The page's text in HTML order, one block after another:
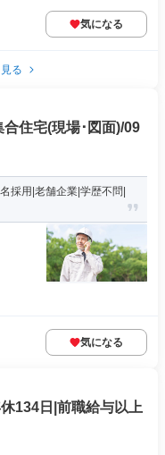
気になる
る
住宅(現場･図面)/09
採用|老舗企業|学歴不問|
気になる
134日|前職給与以上